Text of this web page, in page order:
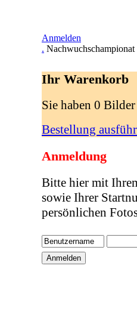
Anmelden
. Nachwuchschampionat
Ihr Warenkorb
Sie haben 0
Bestellung
Anmeldung
Bitte hier mit
sowie Ihrer
persönlichen